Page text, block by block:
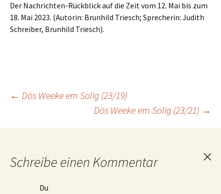
Der Nachrichten-Rückblick auf die Zeit vom 12. Mai bis zum
18. Mai 2023. (Autorin: Brunhild Triesch; Sprecherin: Judith
Schreiber, Brunhild Triesch).
Beitragsnavigation
← Dös Weeke em Solig (23/19)
Dös Weeke em Solig (23/21) →
Schreibe einen Kommentar
Du